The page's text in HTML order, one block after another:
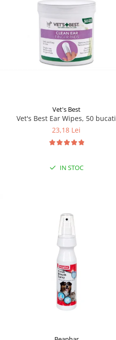
Vet's Best
Vet's Best Ear Wipes, 50 bucati
23,18 Lei
IN STOC